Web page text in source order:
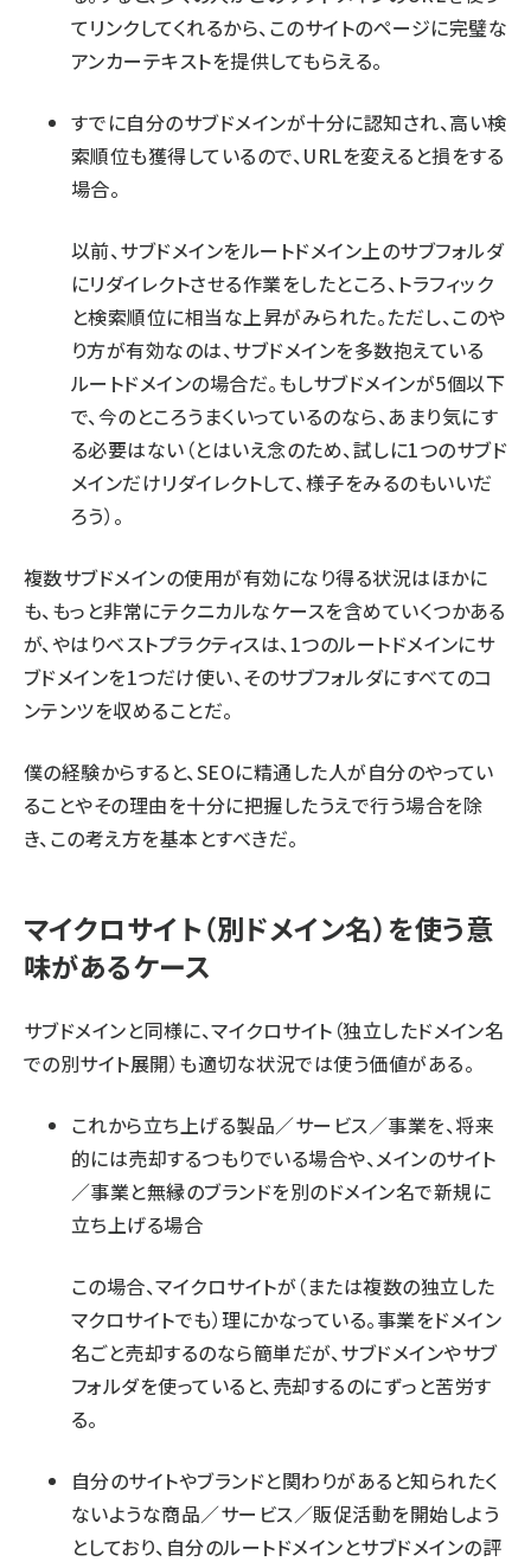
てリンクしてくれるから、このサイトのページに完璧な
アンカーテキストを提供してもらえる。
すでに自分のサブドメインが十分に認知され、高い検
索順位も獲得しているので、URLを変えると損をする
場合。
以前、サブドメインをルートドメイン上のサブフォルダ
にリダイレクトさせる作業をしたところ、トラフィック
と検索順位に相当な上昇がみられた。ただし、このや
り方が有効なのは、サブドメインを多数抱えている
ルートドメインの場合だ。もしサブドメインが5個以下
で、今のところうまくいっているのなら、あまり気にす
る必要はない（とはいえ念のため、試しに1つのサブド
メインだけリダイレクトして、様子をみるのもいいだ
ろう）。
複数サブドメインの使用が有効になり得る状況はほかに
も、もっと非常にテクニカルなケースを含めていくつかある
が、やはりベストプラクティスは、1つのルートドメインにサ
ブドメインを1つだけ使い、そのサブフォルダにすべてのコ
ンテンツを収めることだ。
僕の経験からすると、SEOに精通した人が自分のやってい
ることやその理由を十分に把握したうえで行う場合を除
き、この考え方を基本とすべきだ。
マイクロサイト（別ドメイン名）を使う意
味があるケース
サブドメインと同様に、マイクロサイト（独立したドメイン名
での別サイト展開）も適切な状況では使う価値がある。
これから立ち上げる製品／サービス／事業を、将来
的には売却するつもりでいる場合や、メインのサイト
／事業と無縁のブランドを別のドメイン名で新規に
立ち上げる場合
この場合、マイクロサイトが（または複数の独立した
マクロサイトでも）理にかなっている。事業をドメイン
名ごと売却するのなら簡単だが、サブドメインやサブ
フォルダを使っていると、売却するのにずっと苦労す
る。
自分のサイトやブランドと関わりがあると知られたく
ないような商品／サービス／販促活動を開始しよう
としており、自分のルートドメインとサブドメインの評